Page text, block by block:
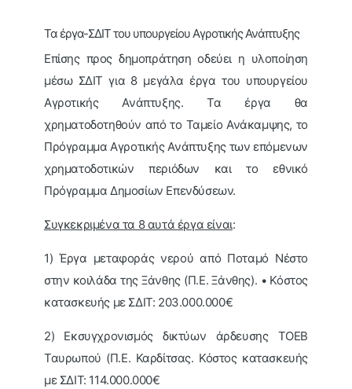
Τα έργα-ΣΔΙΤ του υπουργείου Αγροτικής Ανάπτυξης
Επίσης προς δημοπράτηση οδεύει η υλοποίηση
μέσω ΣΔΙΤ για 8 μεγάλα έργα του υπουργείου
Αγροτικής Ανάπτυξης. Τα έργα θα
χρηματοδοτηθούν από το Ταμείο Ανάκαμψης, το
Πρόγραμμα Αγροτικής Ανάπτυξης των επόμενων
χρηματοδοτικών περιόδων και το εθνικό
Πρόγραμμα Δημοσίων Επενδύσεων.
Συγκεκριμένα τα 8 αυτά έργα είναι:
1) Έργα μεταφοράς νερού από Ποταμό Νέστο
στην κοιλάδα της Ξάνθης (Π.Ε. Ξάνθης). • Κόστος
κατασκευής με ΣΔΙΤ: 203.000.000€
2) Εκσυγχρονισμός δικτύων άρδευσης ΤΟΕΒ
Ταυρωπού (Π.Ε. Καρδίτσας. Κόστος κατασκευής
με ΣΔΙΤ: 114.000.000€